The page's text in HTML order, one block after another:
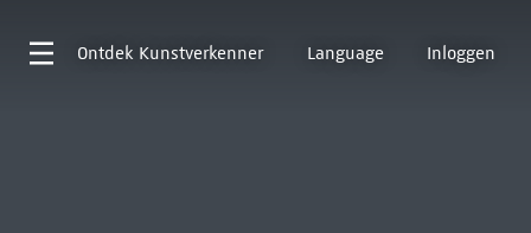
Ontdek Kunstverkenner Language Inloggen